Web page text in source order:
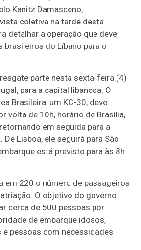
Kanitz Damasceno,
coletiva na tarde desta
detalhar a operação que deve
brasileiros do Líbano para o
parte nesta sexta-feira (4)
para a capital libanesa. O
Brasileira, um KC-30, deve
volta de 10h, horário de Brasília,
em seguida para a
De Lisboa, ele seguirá para São
está previsto para às 8h
em 220 o número de passageiros
O objetivo do governo
cerca de 500 pessoas por
de embarque idosos,
e pessoas com necessidades